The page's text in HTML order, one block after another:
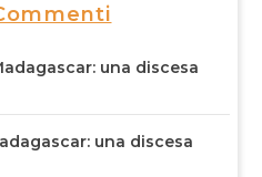
una discesa
una discesa